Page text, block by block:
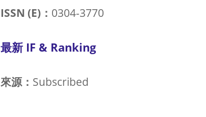
ISSN (E)： 0304-3770
最新 IF & Ranking
來源： Subscribed